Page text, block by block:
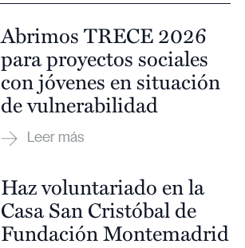
Abrimos TRECE 2026
para proyectos sociales
con jóvenes en situación
de vulnerabilidad
Haz voluntariado en la
Casa San Cristóbal de
Fundación Montemadrid